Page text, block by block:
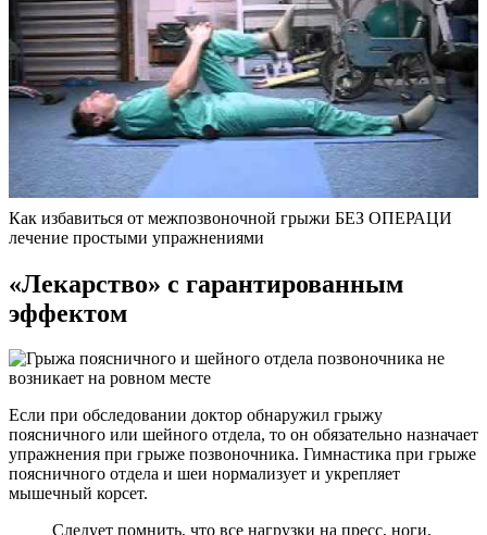
Как избавиться от межпозвоночной грыжи БЕЗ ОПЕРАЦИ
лечение простыми упражнениями
«Лекарство» с гарантированным
эффектом
Если при обследовании доктор обнаружил грыжу
поясничного или шейного отдела, то он обязательно назначает
упражнения при грыже позвоночника. Гимнастика при грыже
поясничного отдела и шеи нормализует и укрепляет
мышечный корсет.
Следует помнить, что все нагрузки на пресс, ноги,